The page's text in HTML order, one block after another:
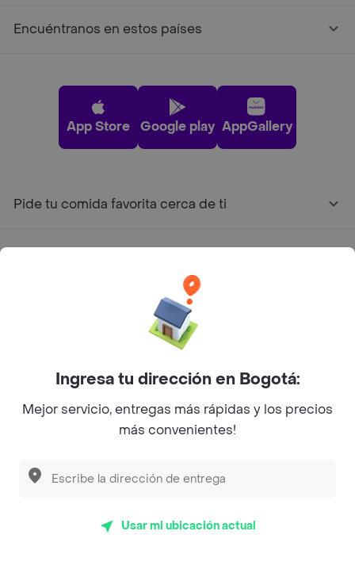
Encuéntranos en estos países
App Store Google play AppGallery
Pide tu comida favorita cerca de ti
Categorías
Rappi Inc. All rights reserved.
Rappi S.A.S. --- NIT 900.843.898-9 --- Calle 63 # 16A-02
Bogotá D.C. --- notificacionesrappi@rappi.com
Ingresa tu dirección en Bogotá:
Mejor servicio, entregas más rápidas y los precios
más convenientes!
Usar mi ubicación actual